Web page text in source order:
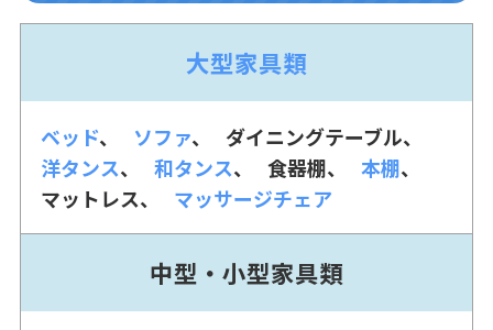
大型家具類
ベッド ソファ
ダイニングテーブル
洋タンス
和タンス 食器棚
本棚
マットレス
マッサージチェア
中型・小型家具類